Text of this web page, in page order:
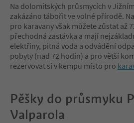
Na dolomitských průsmycích v
zakázáno tábořit ve volné přírodě.
pro karavany však můžete zůstat až
přechodná zastávka a mají
elektřiny, pitná voda a odvádění
pobyty (nad 72 hodin) a pro větší
rezervovat si v kempu místo pro
Pěšky do průsmyku
Valparola